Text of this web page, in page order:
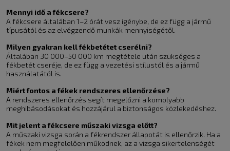
Mennyi idő a fékcsere?
A fékcsere általában 1–2 órát vesz igénybe, de ez függ a jármű
típusától és az elvégzendő munkák mennyiségétől.
Milyen gyakran kell fékbetétet cserélni?
Általában 30 000–50 000 km megtétele után szükséges a
fékbetét cseréje, de ez függ a vezetési stílustól és a jármű
használatától is.
Miért fontos a fékek rendszeres ellenőrzése?
A rendszeres ellenőrzés segít megelőzni a komolyabb
meghibásodásokat és hozzájárul a biztonságos közlekedéshez.
Mit jelent a fékcsere műszaki vizsga előtt?
A műszaki vizsga során a fékrendszer állapotát is ellenőrzik. Ha a
fékek nem megfelelően működnek, az a vizsga sikertelenségét